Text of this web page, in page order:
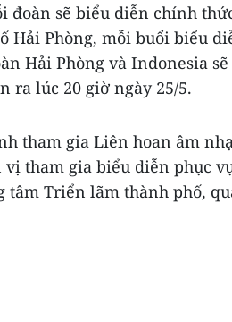
đoàn sẽ biểu diễn chính
Hải Phòng, mỗi buổi biểu
Hải Phòng và Indonesia
ra lúc 20 giờ ngày 25/5.
tham gia Liên hoan âm
tham gia biểu diễn phục
tâm Triển lãm thành phố,